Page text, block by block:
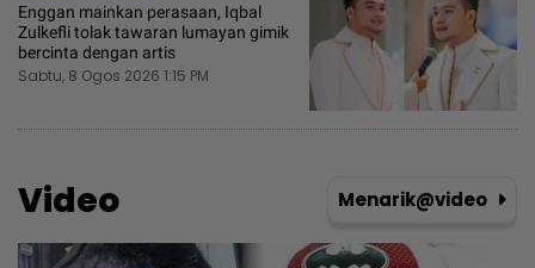
Enggan mainkan perasaan, Iqbal
Zulkefli tolak tawaran lumayan gimik
bercinta dengan artis
Sabtu, 8 Ogos 2026 1:15 PM
Video Menarik@video